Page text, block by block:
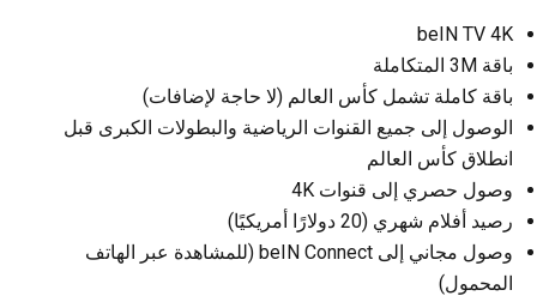
beIN TV 4K
باقة 3M المتكاملة
باقة كاملة تشمل كأس العالم (لا حاجة لإضافات)
الوصول إلى جميع القنوات الرياضية والبطولات الكبرى قبل
انطلاق كأس العالم
وصول حصري إلى قنوات 4K
رصيد أفلام شهري (20 دولارًا أمريكيًا)
وصول مجاني إلى beIN Connect (للمشاهدة عبر الهاتف
المحمول)